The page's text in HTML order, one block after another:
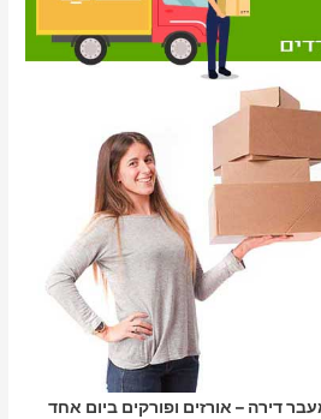
דירה – אורזים ופורקים ביום אחד